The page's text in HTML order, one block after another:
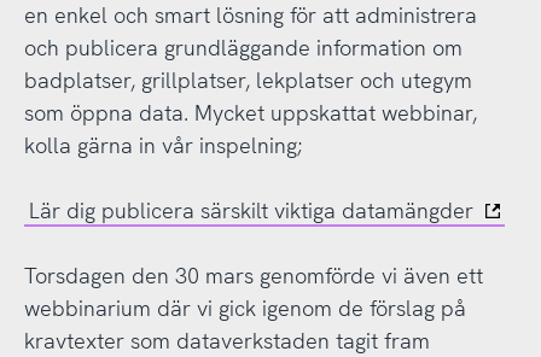
en enkel och smart lösning för att administrera
och publicera grundläggande information om
badplatser, grillplatser, lekplatser och utegym
som öppna data. Mycket uppskattat webbinar,
kolla gärna in vår inspelning;
Lär dig publicera särskilt viktiga datamängder
Torsdagen den 30 mars genomförde vi även ett
webbinarium där vi gick igenom de förslag på
kravtexter som dataverkstaden tagit fram